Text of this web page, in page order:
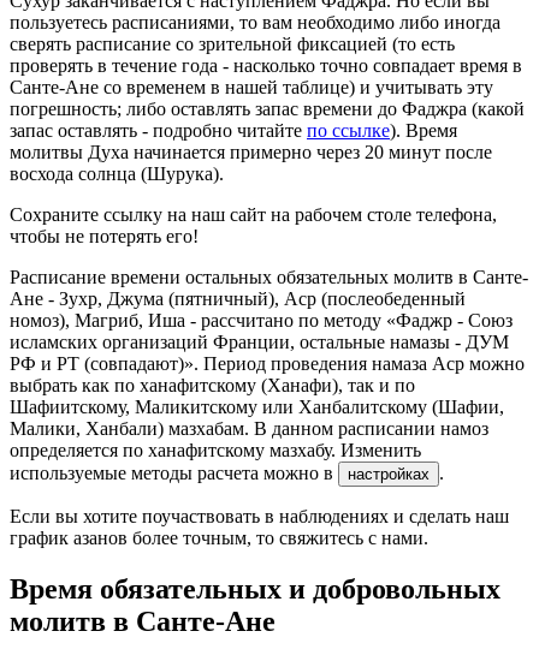
пользуетесь расписаниями, то вам необходимо либо иногда
сверять расписание со зрительной фиксацией (то есть
проверять в течение года - насколько точно совпадает время в
Санте-Ане со временем в нашей таблице) и учитывать эту
погрешность; либо оставлять запас времени до Фаджра (какой
запас оставлять - подробно читайте по ссылке). Время
молитвы Духа начинается примерно через 20 минут после
восхода солнца (Шурука).
Сохраните ссылку на наш сайт на рабочем столе телефона,
чтобы не потерять его!
Расписание времени остальных обязательных молитв в Санте-
Ане - Зухр, Джума (пятничный), Аср (послеобеденный
номоз), Магриб, Иша - рассчитано по методу «Фаджр - Союз
исламских организаций Франции, остальные намазы - ДУМ
РФ и РТ (совпадают)». Период проведения намаза Аср можно
выбрать как по ханафитскому (Ханафи), так и по
Шафиитскому, Маликитскому или Ханбалитскому (Шафии,
Малики, Ханбали) мазхабам. В данном расписании намоз
определяется по ханафитскому мазхабу. Изменить
используемые методы расчета можно в
настройках .
Если вы хотите поучаствовать в наблюдениях и сделать наш
график азанов более точным, то свяжитесь с нами.
Время обязательных и добровольных
молитв в Санте-Ане